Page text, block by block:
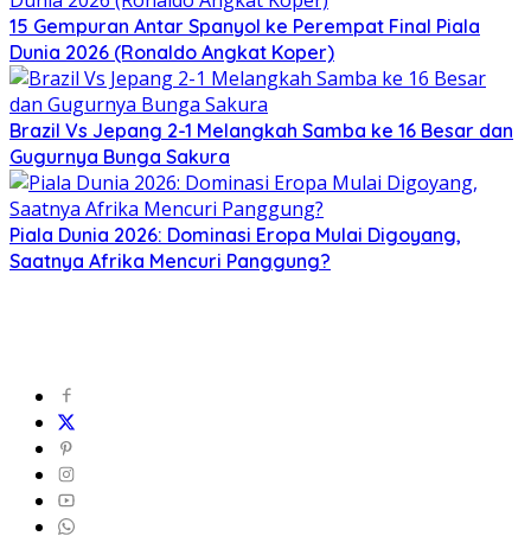
15 Gempuran Antar Spanyol ke Perempat Final Piala
Dunia 2026 (Ronaldo Angkat Koper)
Brazil Vs Jepang 2-1 Melangkah Samba ke 16 Besar dan
Gugurnya Bunga Sakura
Piala Dunia 2026: Dominasi Eropa Mulai Digoyang,
Saatnya Afrika Mencuri Panggung?